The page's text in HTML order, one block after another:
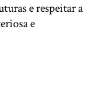
e respeitar a
e